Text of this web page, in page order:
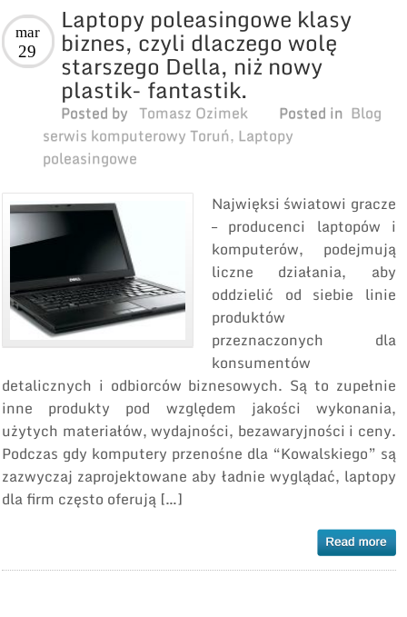
Laptopy poleasingowe klasy
biznes, czyli dlaczego wolę
starszego Della, niż nowy
plastik- fantastik.
mar
29
Posted by Tomasz Ozimek Posted in Blog
serwis komputerowy Toruń, Laptopy
poleasingowe
Najwięksi światowi gracze
– producenci laptopów i
komputerów, podejmują
liczne działania, aby
oddzielić od siebie linie
produktów
przeznaczonych dla
konsumentów
detalicznych i odbiorców biznesowych. Są to zupełnie
inne produkty pod względem jakości wykonania,
użytych materiałów, wydajności, bezawaryjności i ceny.
Podczas gdy komputery przenośne dla “Kowalskiego” są
zazwyczaj zaprojektowane aby ładnie wyglądać, laptopy
dla firm często oferują […]